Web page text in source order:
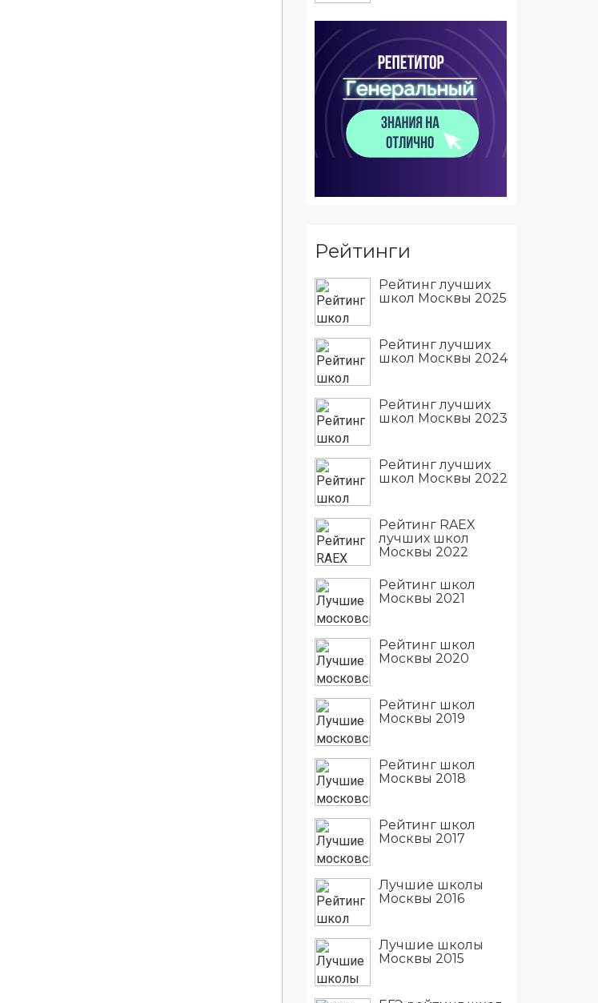
Рейтинги
Рейтинг лучших
школ Москвы 2025
Рейтинг лучших
школ Москвы 2024
Рейтинг лучших
школ Москвы 2023
Рейтинг лучших
школ Москвы 2022
Рейтинг RAEX
лучших школ
Москвы 2022
Рейтинг школ
Москвы 2021
Рейтинг школ
Москвы 2020
Рейтинг школ
Москвы 2019
Рейтинг школ
Москвы 2018
Рейтинг школ
Москвы 2017
Лучшие школы
Москвы 2016
Лучшие школы
Москвы 2015